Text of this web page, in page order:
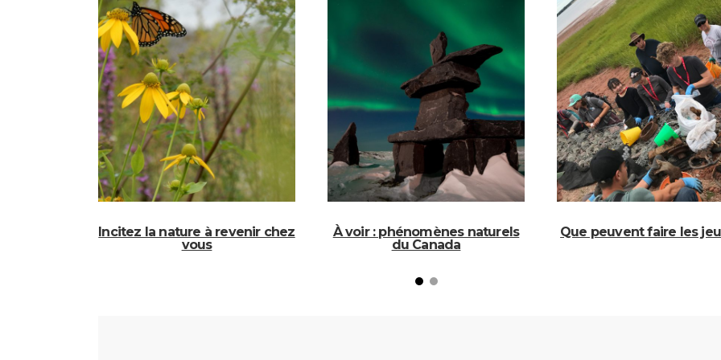
Incitez la nature à revenir chez
vous
À voir : phénomènes naturels
du Canada
Que peuvent faire les